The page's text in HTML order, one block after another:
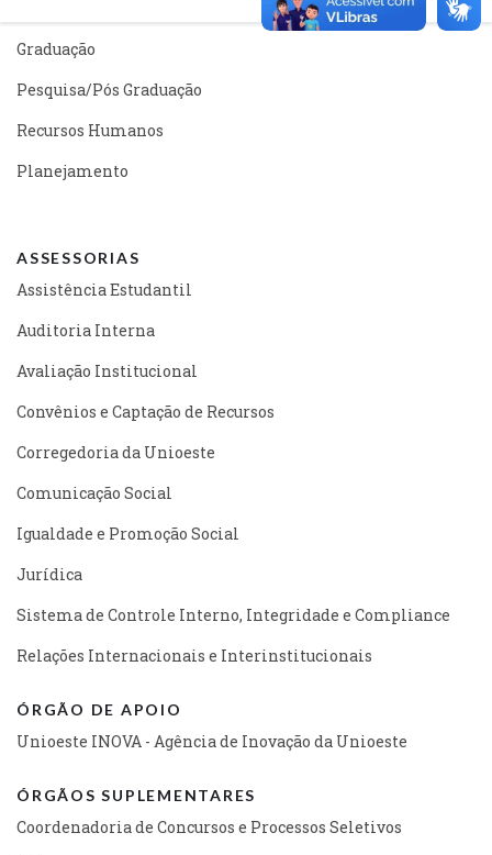
Graduação
Pesquisa/Pós Graduação
Recursos Humanos
Planejamento
ASSESSORIAS
Assistência Estudantil
Auditoria Interna
Avaliação Institucional
Convênios e Captação de Recursos
Corregedoria da Unioeste
Comunicação Social
Igualdade e Promoção Social
Jurídica
Sistema de Controle Interno, Integridade e Compliance
Relações Internacionais e Interinstitucionais
ÓRGÃO DE APOIO
Unioeste INOVA - Agência de Inovação da Unioeste
ÓRGÃOS SUPLEMENTARES
Coordenadoria de Concursos e Processos Seletivos